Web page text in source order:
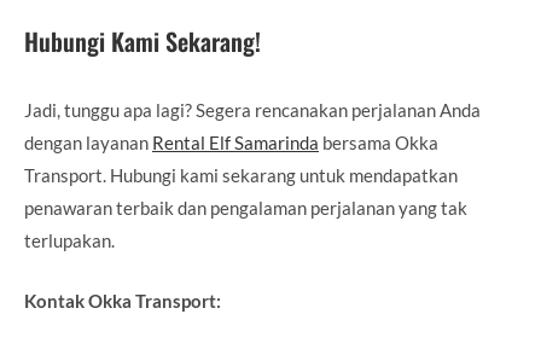
Hubungi Kami Sekarang!
Jadi, tunggu apa lagi? Segera rencanakan perjalanan Anda
dengan layanan Rental Elf Samarinda bersama Okka
Transport. Hubungi kami sekarang untuk mendapatkan
penawaran terbaik dan pengalaman perjalanan yang tak
terlupakan.
Kontak Okka Transport: